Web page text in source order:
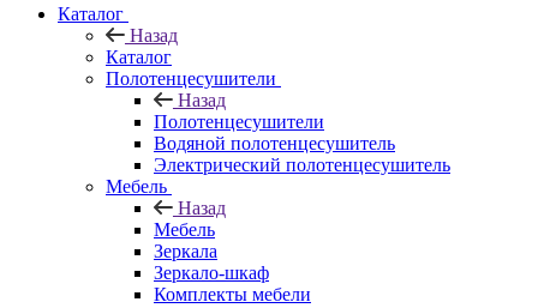
Каталог
Назад
Каталог
Полотенцесушители
Назад
Полотенцесушители
Водяной полотенцесушитель
Электрический полотенцесушитель
Мебель
Назад
Мебель
Зеркала
Зеркало-шкаф
Комплекты мебели